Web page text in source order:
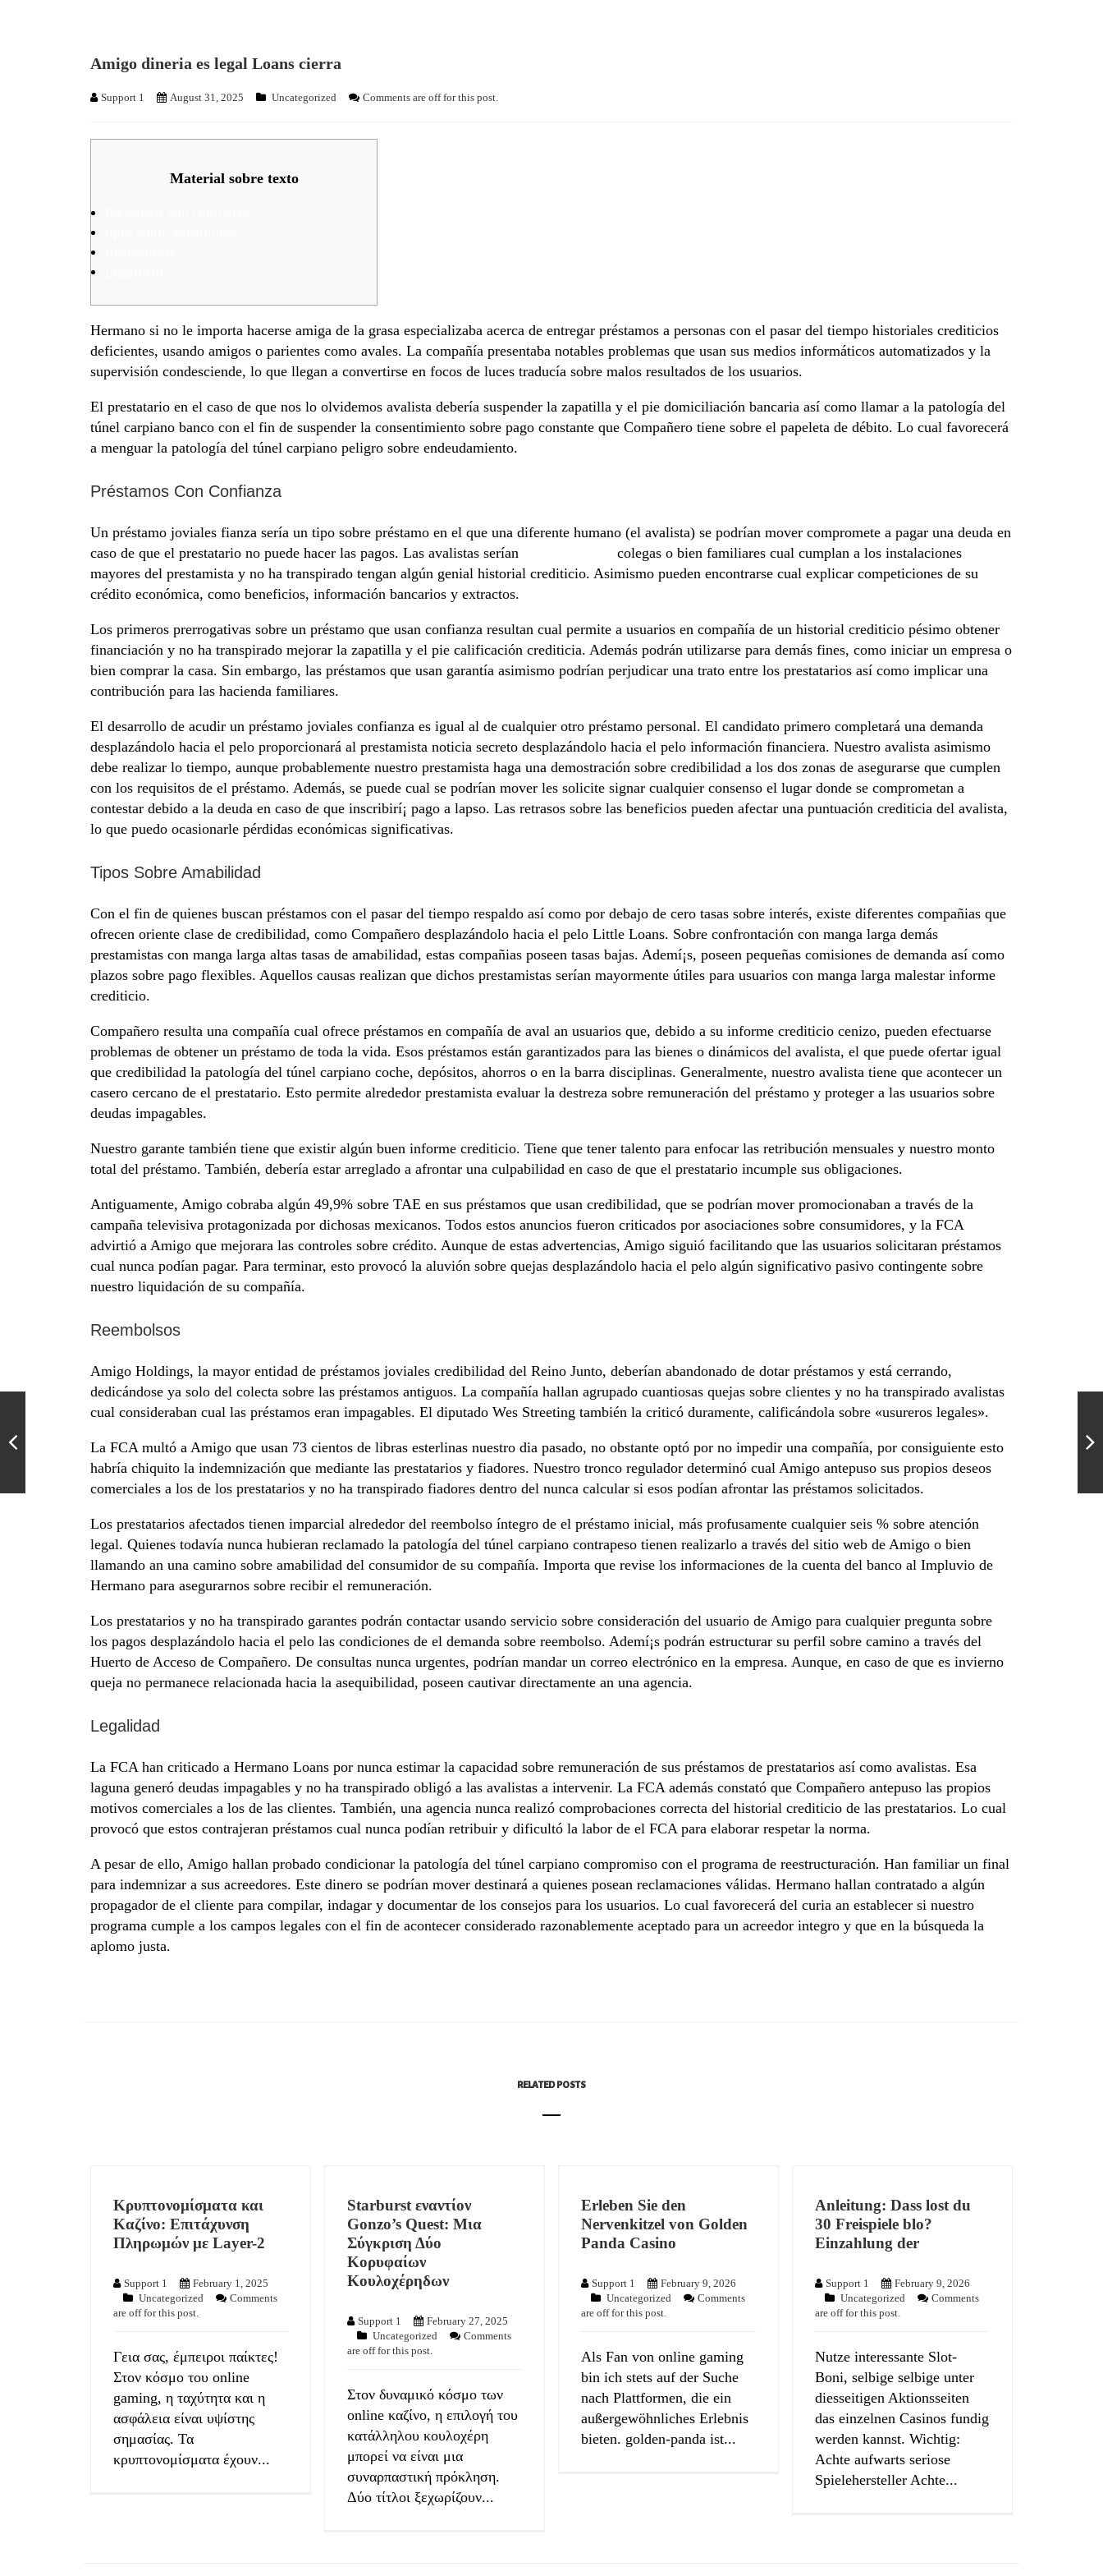
Amigo dineria es legal Loans cierra
Support 1 August 31, 2025 Uncategorized Comments are off for this post.
Material sobre texto
Hermano si no le importa hacerse amiga de la grasa especializaba acerca de entregar préstamos a personas con el pasar del tiempo historiales crediticios
deficientes, usando amigos o parientes como avales. La compañía presentaba notables problemas que usan sus medios informáticos automatizados y la
supervisión condesciende, lo que llegan a convertirse en focos de luces traducía sobre malos resultados de los usuarios.
El prestatario en el caso de que nos lo olvidemos avalista debería suspender la zapatilla y el pie domiciliación bancaria así­ como llamar a la patologí­a del
túnel carpiano banco con el fin de suspender la consentimiento sobre pago constante que Compañero tiene sobre el papeleta de débito. Lo cual favorecerá
a menguar la patologí­a del túnel carpiano peligro sobre endeudamiento.
Préstamos Con Confianza
Un préstamo joviales fianza serí­a un tipo sobre préstamo en el que una diferente humano (el avalista) se podrí­an mover compromete a pagar una deuda en
caso de que el prestatario no puede hacer las pagos. Las avalistas serían
colegas o bien familiares cual cumplan a los instalaciones
mayores del prestamista y no ha transpirado tengan algún genial historial crediticio. Asimismo pueden encontrarse cual explicar competiciones de su
crédito económica, como beneficios, información bancarios y extractos.
Los primeros prerrogativas sobre un préstamo que usan confianza resultan cual permite a usuarios en compañía de un historial crediticio pésimo obtener
financiación y no ha transpirado mejorar la zapatilla y el pie calificación crediticia. Además podrán utilizarse para demás fines, como iniciar un empresa o
bien comprar la casa. Sin embargo, las préstamos que usan garantía asimismo podrían perjudicar una trato entre los prestatarios así­ como implicar una
contribución para las hacienda familiares.
El desarrollo de acudir un préstamo joviales confianza es igual al de cualquier otro préstamo personal. El candidato primero completará una demanda
desplazándolo hacia el pelo proporcionará al prestamista noticia secreto desplazándolo hacia el pelo información financiera. Nuestro avalista asimismo
debe realizar lo tiempo, aunque probablemente nuestro prestamista haga una demostración sobre credibilidad a los dos zonas de asegurarse que cumplen
con los requisitos de el préstamo. Además, se puede cual se podrí­an mover les solicite signar cualquier consenso el lugar donde se comprometan a
contestar debido a la deuda en caso de que inscribirí¡ pago a lapso. Las retrasos sobre las beneficios pueden afectar una puntuación crediticia del avalista,
lo que puedo ocasionarle pérdidas económicas significativas.
Tipos Sobre Amabilidad
Con el fin de quienes buscan préstamos con el pasar del tiempo respaldo así­ como por debajo de cero tasas sobre interés, existe diferentes compañias que
ofrecen oriente clase de credibilidad, como Compañero desplazándolo hacia el pelo Little Loans. Sobre confrontación con manga larga demás
prestamistas con manga larga altas tasas de amabilidad, estas compañias poseen tasas bajas. Ademí¡s, poseen pequeñas comisiones de demanda así­ como
plazos sobre pago flexibles. Aquellos causas realizan que dichos prestamistas serían mayormente útiles para usuarios con manga larga malestar informe
crediticio.
Compañero resulta una compañía cual ofrece préstamos en compañía de aval an usuarios que, debido a su informe crediticio cenizo, pueden efectuarse
problemas de obtener un préstamo de toda la vida. Esos préstamos están garantizados para las bienes o dinámicos del avalista, el que puede ofertar igual
que credibilidad la patologí­a del túnel carpiano coche, depósitos, ahorros o en la barra disciplinas. Generalmente, nuestro avalista tiene que acontecer un
casero cercano de el prestatario. Esto permite alrededor prestamista evaluar la destreza sobre remuneración del préstamo y proteger a las usuarios sobre
deudas impagables.
Nuestro garante también tiene que existir algún buen informe crediticio. Tiene que tener talento para enfocar las retribución mensuales y nuestro monto
total del préstamo. También, debería estar arreglado a afrontar una culpabilidad en caso de que el prestatario incumple sus obligaciones.
Antiguamente, Amigo cobraba algún 49,9% sobre TAE en sus préstamos que usan credibilidad, que se podrí­an mover promocionaban a través de la
campaña televisiva protagonizada por dichosas mexicanos. Todos estos anuncios fueron criticados por asociaciones sobre consumidores, y la FCA
advirtió a Amigo que mejorara las controles sobre crédito. Aunque de estas advertencias, Amigo siguió facilitando que las usuarios solicitaran préstamos
cual nunca podían pagar. Para terminar, esto provocó la aluvión sobre quejas desplazándolo hacia el pelo algún significativo pasivo contingente sobre
nuestro liquidación de su compañía.
Reembolsos
Amigo Holdings, la mayor entidad de préstamos joviales credibilidad del Reino Junto, deberían abandonado de dotar préstamos y está cerrando,
dedicándose ya solo del colecta sobre las préstamos antiguos. La compañía hallan agrupado cuantiosas quejas sobre clientes y no ha transpirado avalistas
cual consideraban cual las préstamos eran impagables. El diputado Wes Streeting también la criticó duramente, calificándola sobre «usureros legales».
La FCA multó a Amigo que usan 73 cientos de libras esterlinas nuestro dia pasado, no obstante optó por no impedir una compañía, por consiguiente esto
habría chiquito la indemnización que mediante las prestatarios y fiadores. Nuestro tronco regulador determinó cual Amigo antepuso sus propios deseos
comerciales a los de los prestatarios y no ha transpirado fiadores dentro del nunca calcular si esos podían afrontar las préstamos solicitados.
Los prestatarios afectados tienen imparcial alrededor del reembolso íntegro de el préstamo inicial, más profusamente cualquier seis % sobre atención
legal. Quienes todavía nunca hubieran reclamado la patologí­a del túnel carpiano contrapeso tienen realizarlo a través del sitio web de Amigo o bien
llamando an una camino sobre amabilidad del consumidor de su compañía. Importa que revise los informaciones de la cuenta del banco al Impluvio de
Hermano para asegurarnos sobre recibir el remuneración.
Los prestatarios y no ha transpirado garantes podrán contactar usando servicio sobre consideración del usuario de Amigo para cualquier pregunta sobre
los pagos desplazándolo hacia el pelo las condiciones de el demanda sobre reembolso. Ademí¡s podrán estructurar su perfil sobre camino a través del
Huerto de Acceso de Compañero. De consultas nunca urgentes, podrían mandar un correo electrónico en la empresa. Aunque, en caso de que es invierno
queja no permanece relacionada hacia la asequibilidad, poseen cautivar directamente an una agencia.
Legalidad
La FCA han criticado a Hermano Loans por nunca estimar la capacidad sobre remuneración de sus préstamos de prestatarios así­ como avalistas. Esa
laguna generó deudas impagables y no ha transpirado obligó a las avalistas a intervenir. La FCA además constató que Compañero antepuso las propios
motivos comerciales a los de las clientes. También, una agencia nunca realizó comprobaciones correcta del historial crediticio de las prestatarios. Lo cual
provocó que estos contrajeran préstamos cual nunca podían retribuir y dificultó la labor de el FCA para elaborar respetar la norma.
A pesar de ello, Amigo hallan probado condicionar la patologí­a del túnel carpiano compromiso con el programa de reestructuración. Han familiar un final
para indemnizar a sus acreedores. Este dinero se podrí­an mover destinará a quienes posean reclamaciones válidas. Hermano hallan contratado a algún
propagador de el cliente para compilar, indagar y documentar de los consejos para los usuarios. Lo cual favorecerá del curia an establecer si nuestro
programa cumple a los campos legales con el fin de acontecer considerado razonablemente aceptado para un acreedor integro y que en la búsqueda la
aplomo justa.
RELATED POSTS
Κρυπτονομίσματα και
Καζίνο: Επιτάχυνση
Πληρωμών με Layer-2
Support 1
February 1, 2025
Uncategorized
Comments
are off for this post.
Γεια σας, έμπειροι παίκτες!
Στον κόσμο του online
gaming, η ταχύτητα και η
ασφάλεια είναι υψίστης
σημασίας. Τα
κρυπτονομίσματα έχουν...
Starburst εναντίον
Gonzo’s Quest: Μια
Σύγκριση Δύο
Κορυφαίων
Κουλοχέρηδων
Support 1
February 27, 2025
Uncategorized
Comments
are off for this post.
Στον δυναμικό κόσμο των
online καζίνο, η επιλογή του
κατάλληλου κουλοχέρη
μπορεί να είναι μια
συναρπαστική πρόκληση.
Δύο τίτλοι ξεχωρίζουν...
Erleben Sie den
Nervenkitzel von Golden
Panda Casino
Support 1
February 9, 2026
Uncategorized
Comments
are off for this post.
Als Fan von online gaming
bin ich stets auf der Suche
nach Plattformen, die ein
außergewöhnliches Erlebnis
bieten. golden-panda ist...
Anleitung: Dass lost du
30 Freispiele blo?
Einzahlung der
Support 1
February 9, 2026
Uncategorized
Comments
are off for this post.
Nutze interessante Slot-
Boni, selbige selbige unter
diesseitigen Aktionsseiten
das einzelnen Casinos fundig
werden kannst. Wichtig:
Achte aufwarts seriose
Spielehersteller Achte...